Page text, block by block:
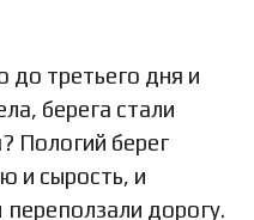
третьего дня и
берега стали
Пологий берег
и сырость, и
дорогу.